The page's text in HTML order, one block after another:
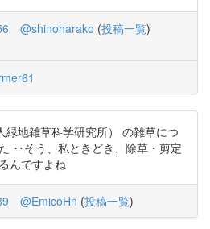
@shinoharako (投稿一覧)
緑地雑草科学研究所） の雑草につ
‥そう、私ときどき、除草・剪定
んですよね
@EmicoHn (投稿一覧)